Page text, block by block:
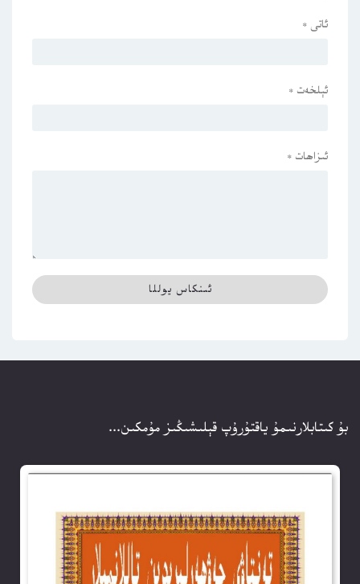
ئاتى *
ئېلخەت *
ئىزاھات *
بۇ كىتابلارنىمۇ ياقتۇرۇپ قېلىشىڭىز مۇمكىن...